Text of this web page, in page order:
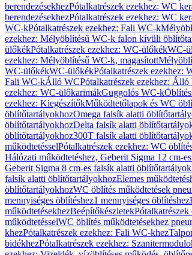
berendezésekhezPótalkatrészek ezekhez: WC
berendezésekhezPótalkatrészek ezekhez: WC
WC-kPótalkatrészek ezekhez: Fali WC-k
ezekhez: Mélyöblítésű WC-k falon kívüli
ülőkékPótalkatrészek ezekhez: WC-ülőkékWC-
ezekhez: Mélyöblítésű WC-k, magasított
WC-ülőkékWC-ülőkékPótalkatrészek ezekhez:
Fali WC-kÁlló WCPótalkatrészek ezekhez: Álló
ezekhez: WC-ülőkarimákGuggolós WC-k
ezekhez: KiegészítőkMűködtetőlapok és WC
öblítőtartályokhozOmega falsík alatti
öblítőtartályokhozDelta falsík alatti
öblítőtartályokhoz300T falsík alatti
működtetésselPótalkatrészek ezekhez: WC
Hálózati működtetéshez, Geberit Sigma 12 cm-
Geberit Sigma 8 cm-es falsík alatti
falsík alatti öblítőtartályokhozElemes
öblítőtartályokhozWC öblítés működtetések
mennyiséges öblítéshez1 mennyiséges öblítéshez
működtetésekhezBeépítőkészletek
működtetésselWC öblítés működtetésekhez
khezPótalkatrészek ezekhez: Fali WC-khez
bidékhezPótalkatrészek ezekhez: